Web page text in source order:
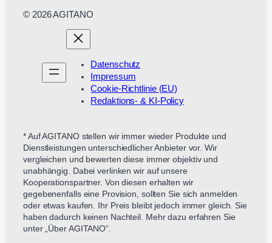
© 2026 AGITANO
Datenschutz
Impressum
Cookie-Richtlinie (EU)
Redaktions- & KI-Policy
* Auf AGITANO stellen wir immer wieder Produkte und
Dienstleistungen unterschiedlicher Anbieter vor. Wir
vergleichen und bewerten diese immer objektiv und
unabhängig. Dabei verlinken wir auf unsere
Kooperationspartner. Von diesen erhalten wir
gegebenenfalls eine Provision, sollten Sie sich anmelden
oder etwas kaufen. Ihr Preis bleibt jedoch immer gleich. Sie
haben dadurch keinen Nachteil. Mehr dazu erfahren Sie
unter „Über AGITANO“.